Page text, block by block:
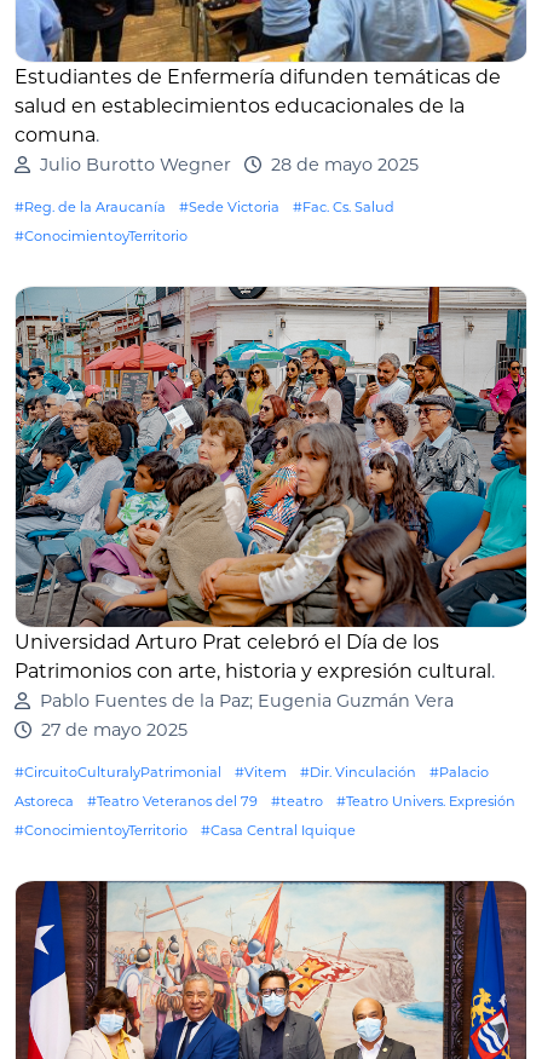
Estudiantes de Enfermería difunden temáticas de
salud en establecimientos educacionales de la
comuna.
Julio Burotto Wegner 28 de mayo 2025
#Reg. de la Araucanía #Sede Victoria
#Fac. Cs. Salud
#ConocimientoyTerritorio
Universidad Arturo Prat celebró el Día de los
Patrimonios con arte, historia y expresión cultural .
Pablo Fuentes de la Paz; Eugenia Guzmán Vera
27 de mayo 2025
#CircuitoCulturalyPatrimonial #Vitem #Dir. Vinculación
#Palacio
Astoreca
#Teatro Veteranos del 79 #teatro
#Teatro Univers. Expresión
#ConocimientoyTerritorio
#Casa Central Iquique